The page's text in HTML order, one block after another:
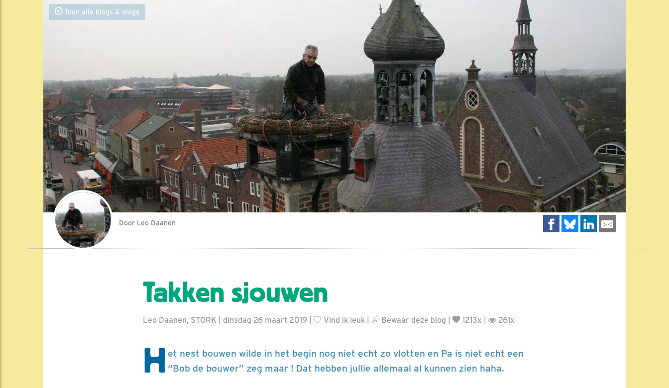
Toon alle blogs & vlogs
Door Leo Daanen
Takken sjouwen
Leo Daanen, STORK | dinsdag 26 maart 2019 | Vind ik leuk Bewaar deze blog 1213x | 261x
H et nest bouwen wilde in het begin nog niet echt zo vlotten en Pa is niet echt een
“Bob de bouwer” zeg maar ! Dat hebben jullie allemaal al kunnen zien haha.